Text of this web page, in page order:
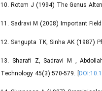
10. Rotem J (1994) The Genus
11. Sadravi M (2008) Important
12. Sengupta TK, Sinha AK (1987)
13. Sharafi Z, Sadravi M ,
Technology 45(3):570-579. [